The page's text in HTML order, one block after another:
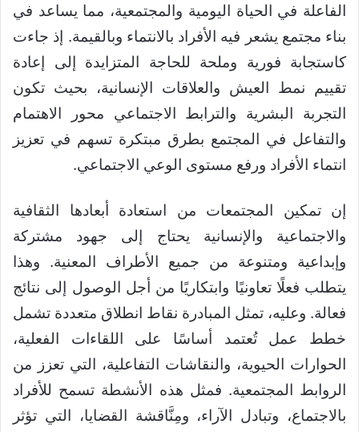
الفاعلة في الحياة اليومية والمجتمعية، مما يساعد في
بناء مجتمع يشعر فيه الأفراد بالانتماء وبالقيمة. إذ جاءت
كاستجابة فورية وملحة للحاجة المتزايدة إلى إعادة
تقييم نمط العيش والعلاقات الإنسانية، بحيث تكون
التجربة البشرية والترابط الاجتماعي محور الاهتمام
والتفاعل في المجتمع بطرق مبتكرة تسهم في تعزيز
انتماء الأفراد ورفع مستوى الوعي الاجتماعي.
إن تمكين المجتمعات من استعادة أبعادها الثقافية
والاجتماعية والإنسانية يحتاج إلى جهود مشتركة
وإبداعية ومتنوعة من جميع الأطراف المعنية. وهذا
يتطلب فعلًا تعاونيًا وابتكاريًا من أجل الوصول إلى نتائج
فعالة. وعليه، تمثل المبادرة نقاط انطلاق متعددة تشمل
خطط عمل تُعتمد أساسًا على اللقاءات الفعلية،
الحوارات الحيوية، والنقاشات التفاعلية، التي تعزز من
الروابط المجتمعية. فمثل هذه الأنشطة تسمح للأفراد
بالاجتماع، وتبادل الآراء، ومِنَّاقشة القضايا، التي تؤثر